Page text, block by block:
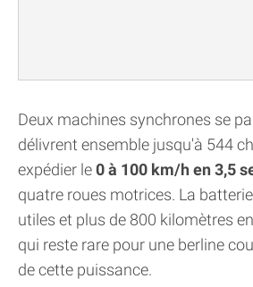
Deux machines synchrones se
délivrent ensemble jusqu'à 544
expédier le0 à 100 km/h en 3,5
quatre roues motrices. La
utiles et plus de 800 kilomètres
qui reste rare pour une berline
de cette puissance.